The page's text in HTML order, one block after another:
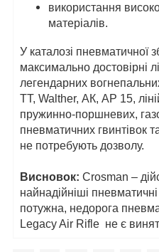
використання
матеріалів.
У каталозі пневматичної
максимально достовірні
легендарних
ТТ, Walther, АК, АР 15,
пружинно-поршневих,
пневматичних гвинтівок
не потребують дозволу.
Висновок: Crosman –
найнадійніші
потужна, недорога
Legacy Air Rifle не є